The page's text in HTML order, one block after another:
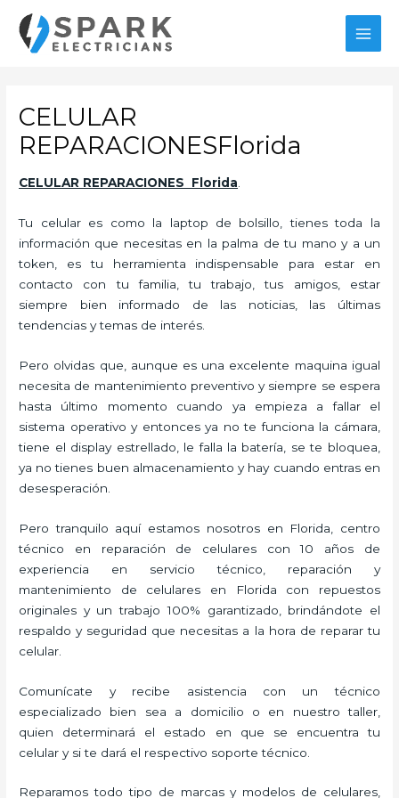
contenido
CELULAR
REPARACIONESFlorida
CELULAR REPARACIONES Florida
Tu celular es como la laptop de bolsillo, tienes toda la
información que necesitas en la palma de tu mano y a un
token, es tu herramienta indispensable para estar en
contacto con tu familia, tu trabajo, tus amigos, estar
siempre bien informado de las noticias, las últimas
tendencias y temas de interés.
Pero olvidas que, aunque es una excelente maquina igual
necesita de mantenimiento preventivo y siempre se espera
hasta último momento cuando ya empieza a fallar el
sistema operativo y entonces ya no te funciona la cámara,
tiene el display estrellado, le falla la batería, se te bloquea,
ya no tienes buen almacenamiento y hay cuando entras en
desesperación.
Pero tranquilo aquí estamos nosotros en Florida, centro
técnico en reparación de celulares con 10 años de
experiencia en servicio técnico, reparación y
mantenimiento de celulares en Florida con repuestos
originales y un trabajo 100% garantizado, brindándote el
respaldo y seguridad que necesitas a la hora de reparar tu
celular.
Comunícate y recibe asistencia con un técnico
especializado bien sea a domicilio o en nuestro taller,
quien determinará el estado en que se encuentra tu
celular y si te dará el respectivo soporte técnico.
Reparamos todo tipo de marcas y modelos de celulares,